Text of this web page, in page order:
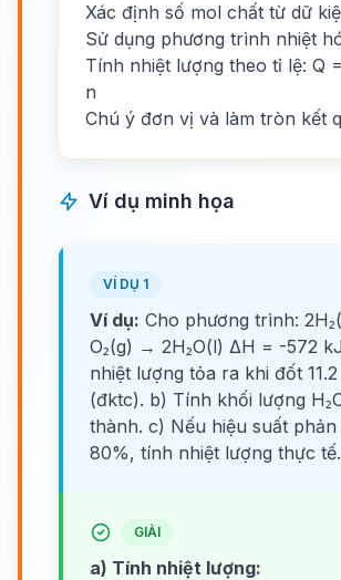
Xác định số mol chất từ dữ
Sử dụng phương trình nhiệt
Tính nhiệt lượng theo tỉ lệ: Q
n
Chú ý đơn vị và làm tròn kết
Ví dụ minh họa
VÍ DỤ 1
Ví dụ: Cho phương trình:
O₂(g) → 2H₂O(l) ΔH = -572
nhiệt lượng tỏa ra khi đốt 11.2
(đktc). b) Tính khối lượng
thành. c) Nếu hiệu suất phản
80%, tính nhiệt lượng thực tế.
GIẢI
a) Tính nhiệt lượng: